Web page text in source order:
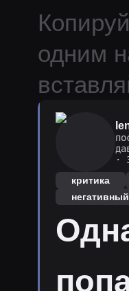
одним
·
критика
негативный